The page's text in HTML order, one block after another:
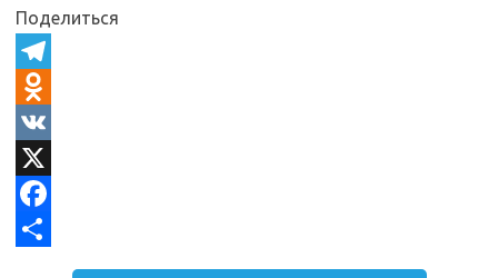
Поделиться
T
e
e
g
O
d
n
o
V
KX
F